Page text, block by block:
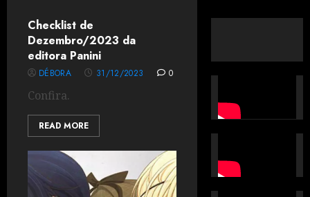
Checklist de
Dezembro/2023 da
editora Panini
DÉBORA 31/12/2023 0
Confira.
READ MORE